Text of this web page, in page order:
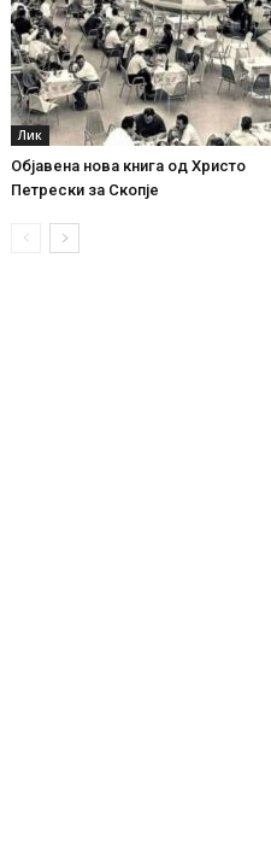
Лик
Објавена нова книга од Христо
Петрески за Скопје